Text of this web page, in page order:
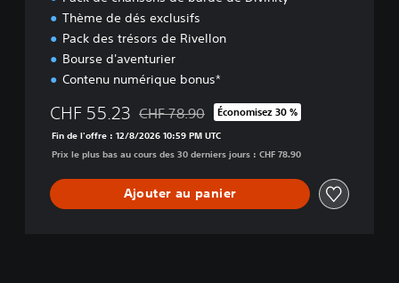
Thème de dés exclusifs
Pack des trésors de Rivellon
Bourse d'aventurier
Contenu numérique bonus*
CHF 55.23 Remise par rapport au prix d'origine de CHF
CHF 78.90 Économisez 30 %
Fin de l'offre : 12/8/2026 10:59 PM UTC
Prix le plus bas au cours des 30 derniers jours : CHF 78.90
Ajouter au panier